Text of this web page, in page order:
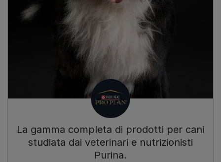
La gamma completa di prodotti per cani
studiata dai veterinari e nutrizionisti
Purina.